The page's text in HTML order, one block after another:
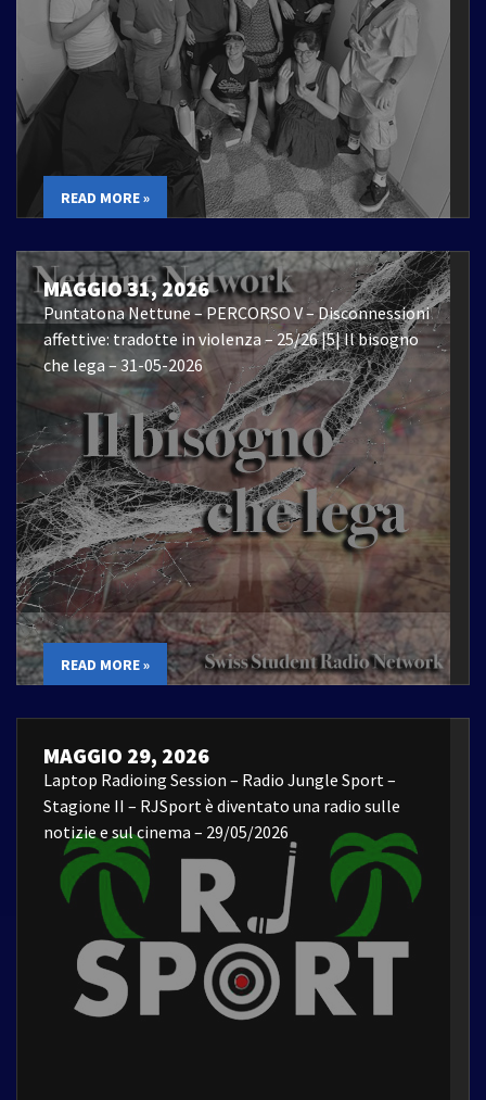
READ MORE »
MAGGIO 31, 2026
Puntatona Nettune – PERCORSO V – Disconnessioni
affettive: tradotte in violenza – 25/26 |5| Il bisogno
che lega – 31-05-2026
READ MORE »
MAGGIO 29, 2026
Laptop Radioing Session – Radio Jungle Sport –
Stagione II – RJSport è diventato una radio sulle
notizie e sul cinema – 29/05/2026